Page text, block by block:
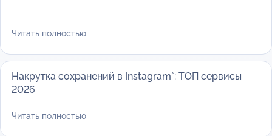
Читать полностью
Накрутка сохранений в Instagram*: ТОП сервисы
2026
Читать полностью